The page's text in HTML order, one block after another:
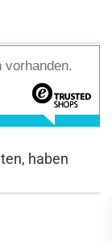
vorhanden.
haben